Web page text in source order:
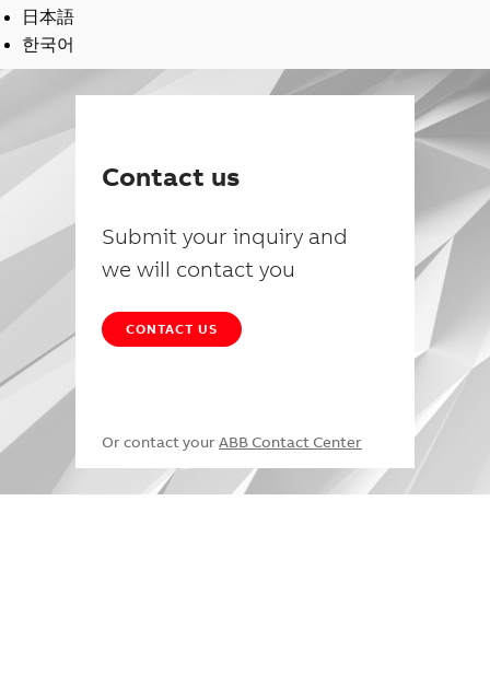
日本語
한국어
Contact us
Submit your inquiry and
we will contact you
CONTACT US
Or contact your ABB Contact Center